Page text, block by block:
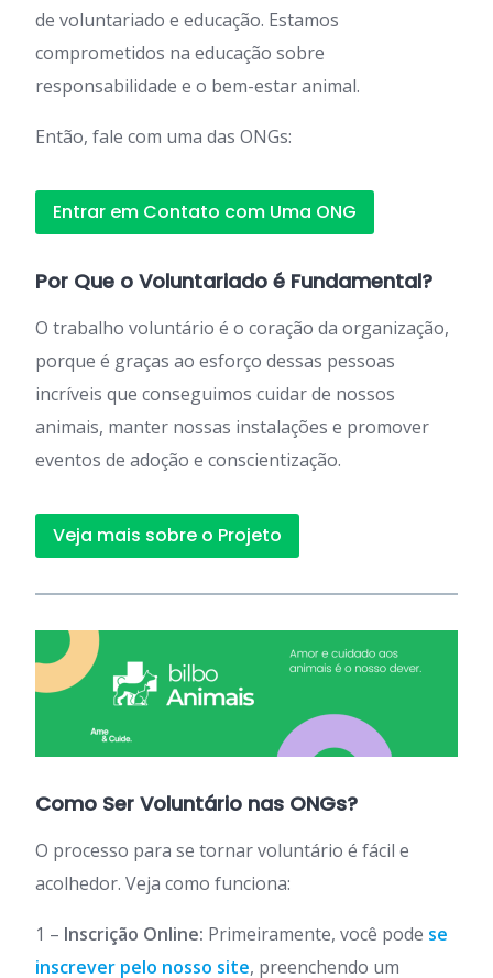
de voluntariado e educação. Estamos
comprometidos na educação sobre
responsabilidade e o bem-estar animal.
Então, fale com uma das ONGs:
Entrar em Contato com Uma ONG
Por Que o Voluntariado é Fundamental?
O trabalho voluntário é o coração da organização,
porque é graças ao esforço dessas pessoas
incríveis que conseguimos cuidar de nossos
animais, manter nossas instalações e promover
eventos de adoção e conscientização.
Veja mais sobre o Projeto
Como Ser Voluntário nas ONGs?
O processo para se tornar voluntário é fácil e
acolhedor. Veja como funciona:
1 – Inscrição Online: Primeiramente, você pode se
inscrever pelo nosso site, preenchendo um